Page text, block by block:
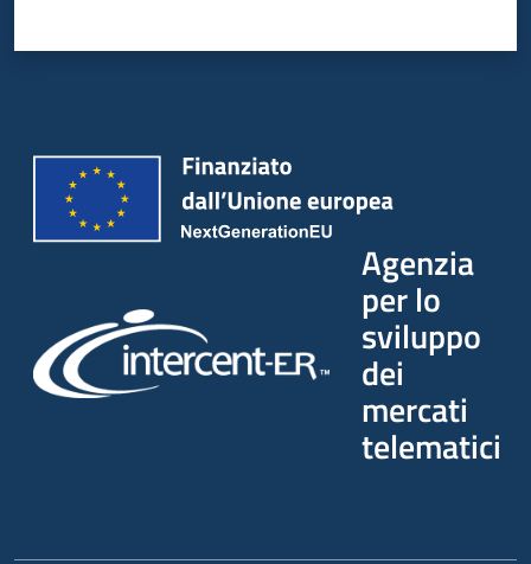
Agenzia
per lo
sviluppo
dei
mercati
telematici